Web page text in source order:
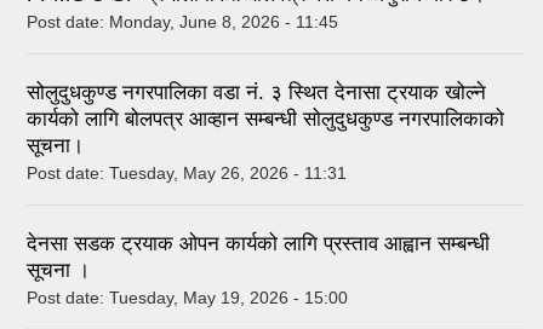
Post date: Monday, June 8, 2026 - 11:45
सोलुदुधकुण्ड नगरपालिका वडा नं. ३ स्थित देनासा ट्रयाक खोल्ने
कार्यको लागि बोलपत्र आव्हान सम्बन्धी सोलुदुधकुण्ड नगरपालिकाको
सूचना।
Post date: Tuesday, May 26, 2026 - 11:31
देनसा सडक ट्रयाक ओपन कार्यको लागि प्रस्ताव आह्वान सम्बन्धी
सूचना ।
Post date: Tuesday, May 19, 2026 - 15:00